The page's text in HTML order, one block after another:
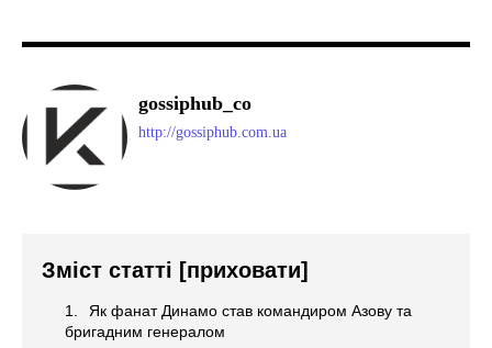
gossiphub_co
http://gossiphub.com.ua
Зміст статті [приховати]
Як фанат Динамо став командиром Азову та
бригадним генералом